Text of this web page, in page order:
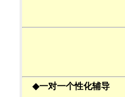
◆一对一个性化辅导